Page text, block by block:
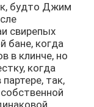
будто Джим
свирепых
бане, когда
в клинче, но
когда
так,